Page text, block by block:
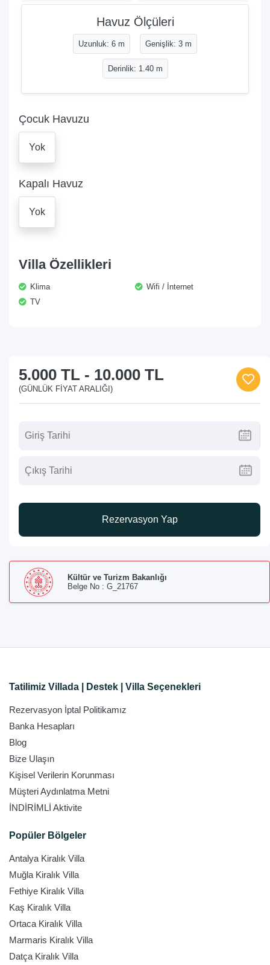
Havuz Ölçüleri
Uzunluk: 6 m Genişlik: 3 m
Derinlik: 1.40 m
Çocuk Havuzu
Yok
Kapalı Havuz
Yok
Villa Özellikleri
Klima
Wifi / İnternet
TV
5.000 TL - 10.000 TL
(GÜNLÜK FIYAT ARALIĞI)
Rezervasyon Yap
Kültür ve Turizm Bakanlığı
Belge No : G_21767
Tatilimiz Villada | Destek | Villa Seçenekleri
Rezervasyon İptal Politikamız
Banka Hesapları
Blog
Bize Ulaşın
Kişisel Verilerin Korunması
Müşteri Aydınlatma Metni
İNDİRİMLİ Aktivite
Popüler Bölgeler
Antalya Kiralık Villa
Muğla Kiralık Villa
Fethiye Kiralık Villa
Kaş Kiralık Villa
Ortaca Kiralık Villa
Marmaris Kiralık Villa
Datça Kiralık Villa